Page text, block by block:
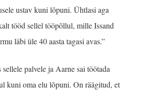
ustav kuni lõpuni. Ühtlasi aga
tööd sellel tööpõllul, mille Issand
läbi üle 40 aasta tagasi avas.”
sellele palvele ja Aarne sai töötada
kuni oma elu lõpuni. On räägitud, et